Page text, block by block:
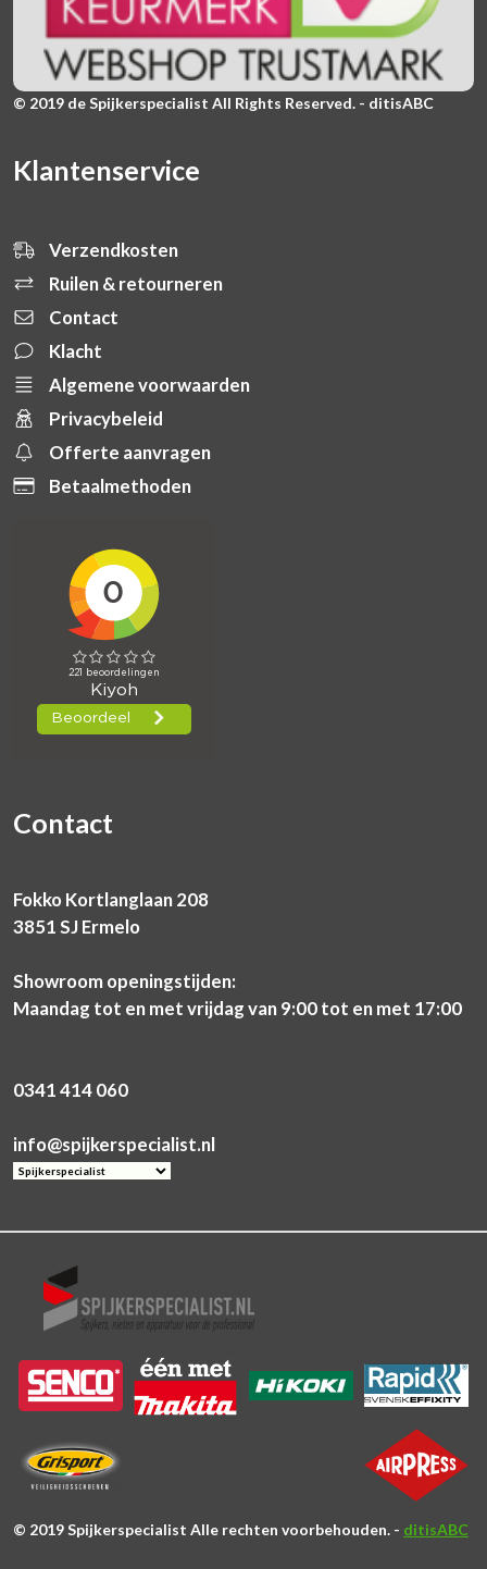
© 2019 de Spijkerspecialist All Rights Reserved. - ditisABC
Klantenservice
Verzendkosten
Ruilen & retourneren
Contact
Klacht
Algemene voorwaarden
Privacybeleid
Offerte aanvragen
Betaalmethoden
Contact
Fokko Kortlanglaan 208
3851 SJ Ermelo
Showroom openingstijden:
Maandag tot en met vrijdag van 9:00 tot en met 17:00
0341 414 060
info@spijkerspecialist.nl
© 2019 Spijkerspecialist Alle rechten voorbehouden. - ditisABC